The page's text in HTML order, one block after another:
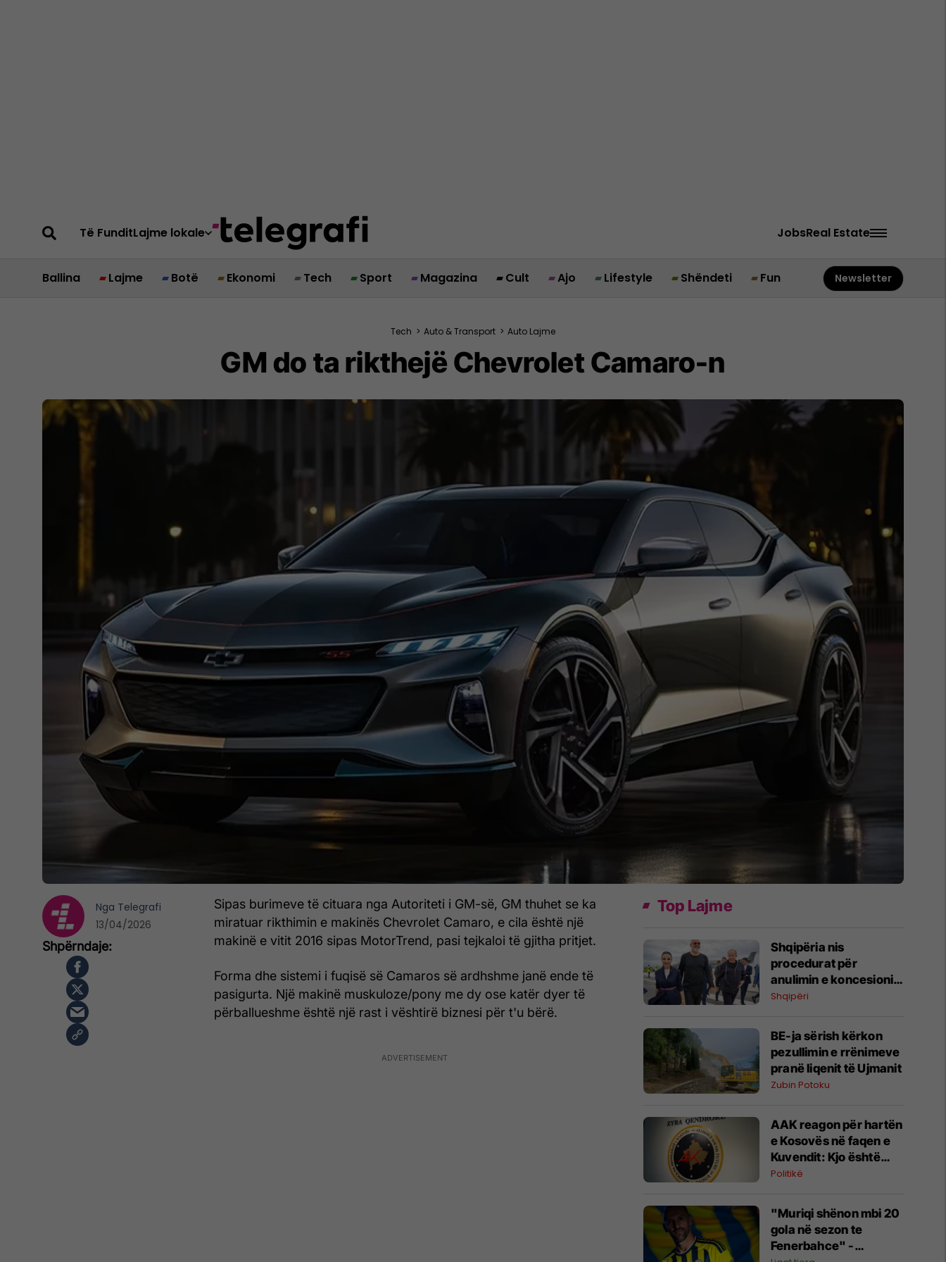
Të FunditLajme lokale JobsReal Estate
Ballina Lajme Botë Ekonomi Tech Sport Magazina Cult Ajo Lifestyle Shëndeti Fun Newsletter
Tech > Auto & Transport > Auto Lajme
GM do ta rikthejë Chevrolet Camaro-n
Sipas burimeve të cituara nga Autoriteti i GM-së, GM thuhet se ka
miratuar rikthimin e makinës Chevrolet Camaro, e cila është një
makinë e vitit 2016 sipas MotorTrend, pasi tejkaloi të gjitha pritjet.
Forma dhe sistemi i fuqisë së Camaros së ardhshme janë ende të
pasigurta. Një makinë muskuloze/pony me dy ose katër dyer të
përballueshme është një rast i vështirë biznesi për t'u bërë.
Nga Telegrafi
13/04/2026
Top Lajme
​Shqipëria nis
procedurat për
anulimin e koncesionit
të Aeroportit të Vlorës
Shqipëri
BE-ja sërish kërkon
pezullimin e rrënimeve
pranë liqenit të Ujmanit
Zubin Potoku
AAK reagon për hartën
e Kosovës në faqen e
Kuvendit: Kjo është
fytyra e vërtetë e këtij
Politikë
"Muriqi shënon mbi 20
gola në sezon te
Fenerbahce" -